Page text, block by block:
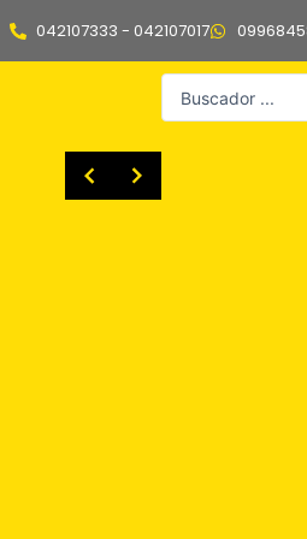
042107333 - 042107017
Search